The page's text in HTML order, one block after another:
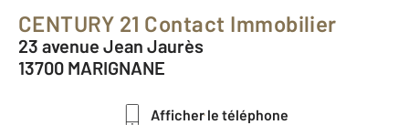
CENTURY 21 Contact Immobilier
23 avenue Jean Jaurès
13700 MARIGNANE
Afficher le téléphone